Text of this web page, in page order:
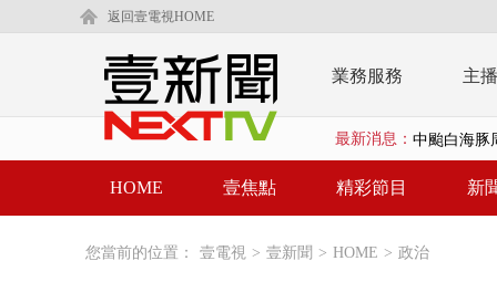
返回壹電視HOME
業務服務 主
最新消息： 中颱白海
慈濟疫苗
HOME 壹焦點 精彩節目 新
您當前的位置： 壹電視 > 壹新聞 > HOME > 政治